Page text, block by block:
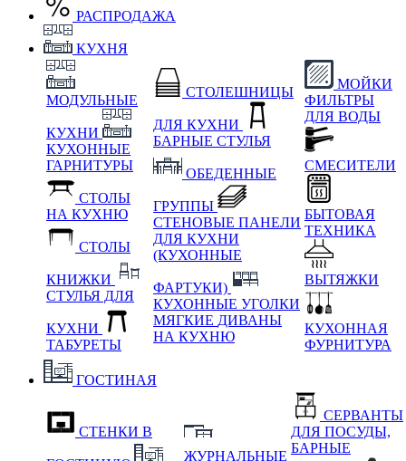
РАСПРОДАЖА
КУХНЯ
МОДУЛЬНЫЕ
КУХНИ
КУХОННЫЕ
ГАРНИТУРЫ
СТОЛЫ
НА КУХНЮ
СТОЛЫ
КНИЖКИ
СТУЛЬЯ ДЛЯ
КУХНИ
ТАБУРЕТЫ
СТОЛЕШНИЦЫ
ДЛЯ КУХНИ
БАРНЫЕ СТУЛЬЯ
ОБЕДЕННЫЕ
ГРУППЫ
СТЕНОВЫЕ ПАНЕЛИ
ДЛЯ КУХНИ
(КУХОННЫЕ
ФАРТУКИ)
КУХОННЫЕ УГОЛКИ
МЯГКИЕ ДИВАНЫ
НА КУХНЮ
МОЙКИ
ФИЛЬТРЫ
ДЛЯ ВОДЫ
СМЕСИТЕЛИ
БЫТОВАЯ
ТЕХНИКА
ВЫТЯЖКИ
КУХОННАЯ
ФУРНИТУРА
ГОСТИНАЯ
СТЕНКИ В
ЖУРНАЛЬНЫЕ
СЕРВАНТЫ
ДЛЯ ПОСУДЫ,
БАРНЫЕ